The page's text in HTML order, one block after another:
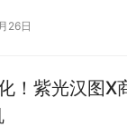
26日
！紫光汉图X